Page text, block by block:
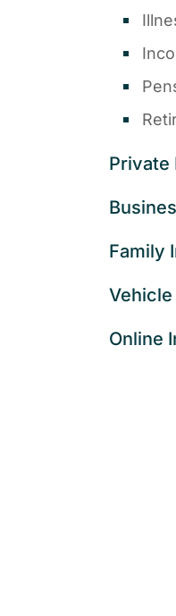
Private
Family
Online